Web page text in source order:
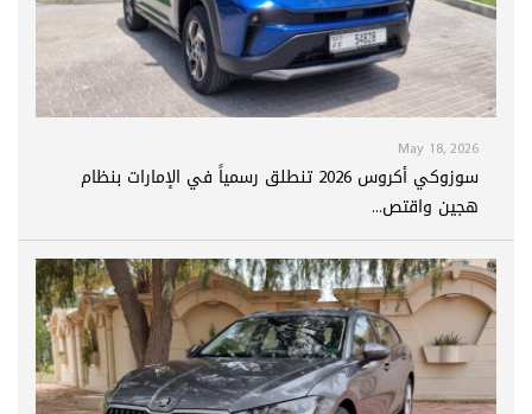
May 18, 2026
سوزوكي أكروس 2026 تنطلق رسمياً في الإمارات بنظام
هجين واقتص...